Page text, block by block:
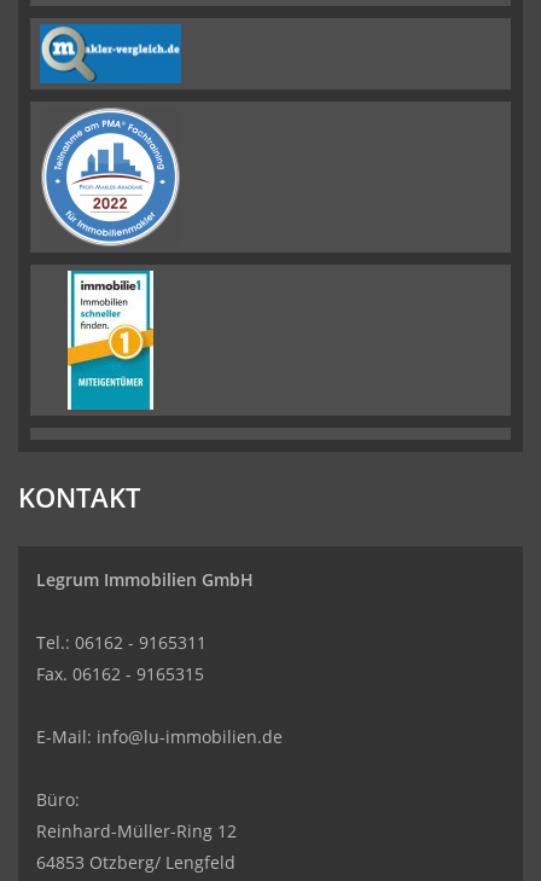
KONTAKT
Legrum Immobilien GmbH
Tel.: 06162 - 9165311
Fax. 06162 - 9165315
E-Mail: info@lu-immobilien.de
Büro:
Reinhard-Müller-Ring 12
64853 Otzberg/ Lengfeld